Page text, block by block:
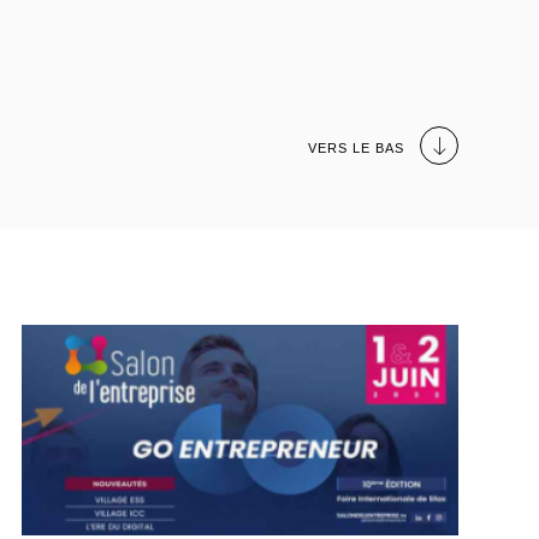
VERS LE BAS